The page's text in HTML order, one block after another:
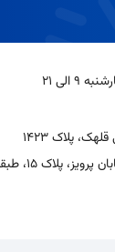
الی 21
پلاک 1423
15، طبقه همکف